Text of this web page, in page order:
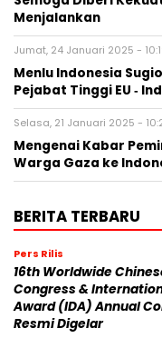
Menjalankan
Jumat, 24 Januari 2025 -
Menlu Indonesia
Pejabat Tinggi EU ‐
Selasa, 21 Januari 2025 -
Mengenai Kabar
Warga Gaza ke
BERITA TERBARU
Pers Rilis
16th Worldwide
Congress &
Award (IDA) Annual
Resmi Digelar